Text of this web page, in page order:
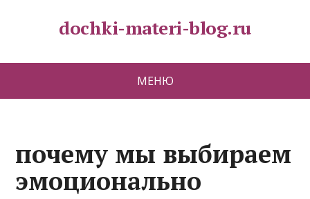
dochki-materi-blog.ru
МЕНЮ
почему мы выбираем
эмоционально